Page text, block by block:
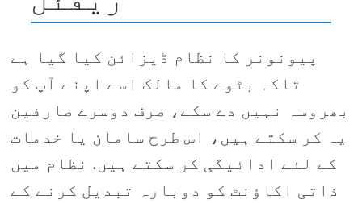
پیونونر کا نظام ڈیزائن کیا گیا ہے
تاکہ بٹوے کا مالک اسے اپنے آپ کو
بھروسہ نہیں دے سکے، صرف دوسرے صارفین
یہ کر سکتے ہیں، اس طرح سامان یا خدمات
کے لئے ادائیگی کر سکتے ہیں. نظام میں
ذاتی اکاؤنٹ کو دوبارہ تبدیل کرنے کے